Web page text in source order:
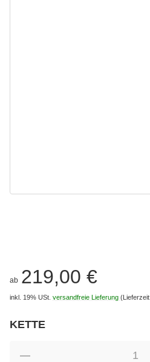
ab 219,00 €
inkl. 19% USt. versandfreie Lieferung
KETTE